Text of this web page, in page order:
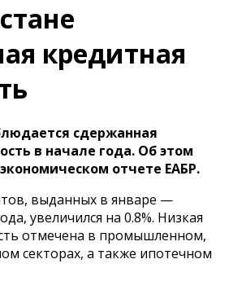
кредитная
сдержанная
в начале года. Об этом
отчете ЕАБР.
выданных в январе —
увеличился на 0.8%. Низкая
отмечена в промышленном,
секторах, а также ипотечном